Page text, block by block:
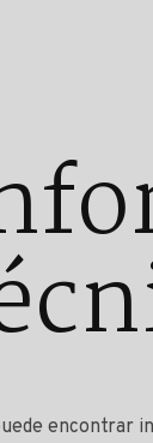
encontrar